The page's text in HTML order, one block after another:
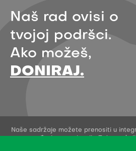
Naš rad ovisi o
tvojoj podršci.
Ako možeš,
DONIRAJ.
Naše sadržaje možete prenositi u